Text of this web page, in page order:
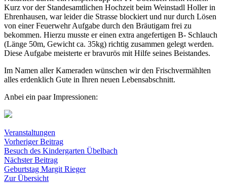
Kurz vor der Standesamtlichen Hochzeit beim Weinstadl Holler in
Ehrenhausen, war leider die Strasse blockiert und nur durch Lösen
von einer Feuerwehr Aufgabe durch den Bräutigam frei zu
bekommen. Hierzu musste er einen extra angefertigen B- Schlauch
(Länge 50m, Gewicht ca. 35kg) richtig zusammen gelegt werden.
Diese Aufgabe meisterte er bravurös mit Hilfe seines Beistandes.
Im Namen aller Kameraden wünschen wir den Frischvermählten
alles erdenklich Gute in Ihren neuen Lebensabschnitt.
Anbei ein paar Impressionen:
Veranstaltungen
Beitragsnavigation
Vorheriger BeitragVorheriger
Beitrag:
Besuch des Kindergarten Übelbach
Nächster BeitragNächster
Beitrag:
Geburtstag Margit Rieger
Zur Übersicht